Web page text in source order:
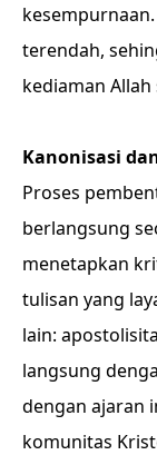
terendah,
kediaman Allah
Kanonisasi
Proses
berlangsung
menetapkan
tulisan yang
lain:
langsung
dengan ajaran
komunitas